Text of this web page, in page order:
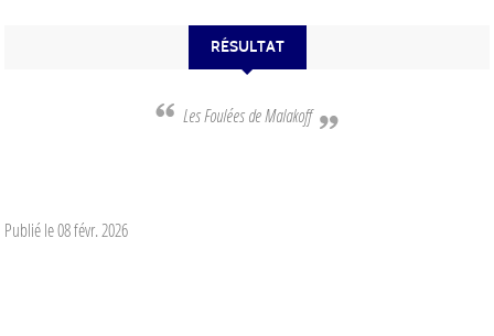
RÉSULTAT
Les Foulées de Malakoff
Publié le08 févr. 2026